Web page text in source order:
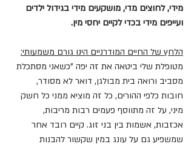
מידי, לחוצים מדי, מושקעים מידי בגידול ילדים
ועייפים מידי בכדי לקיים יחסי מין.
הלחץ של החיים המודרניים הינו גורם משמעותי:
מטופלת שלי ביטאה את זה יפה "כשאני מסתכלת
מסביב ורואה בית מבולגן, דואר לא מסודר,
חובות כלפי ההורים, כל זה מוציא ממני כל חשק
מיני, על זה מתווסף פעמים רבות מריבות,
אכזבות, אשמות בין בני זוג. קיים רובד אחר
שמשפיע גם על עונג במין שקשור להבנות